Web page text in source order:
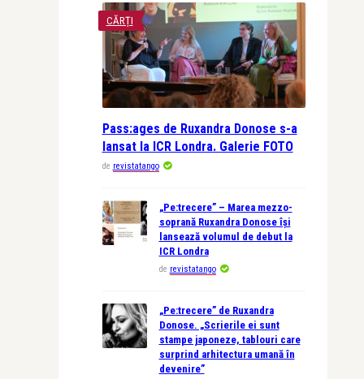
CĂRȚI
Pass:ages de Ruxandra Donose s-a
lansat la ICR Londra. Galerie FOTO
de revistatango
„Pe:trecere” – Marea mezzo-
soprană Ruxandra Donose își
lansează volumul de debut la
ICR Londra
de revistatango
„Pe:trecere” de Ruxandra
Donose. „Scrierile ei sunt
stampe japoneze, tablouri care
surprind arhitectura umană în
devenire”